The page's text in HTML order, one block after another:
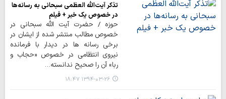
تذکر آیت‌الله العظمی سبحانی به رسانه‌ها
در خصوص یک خبر + فیلم
حوزه / حضرت آیت الله سبحانی در
خصوص مطالب منتشر شده از ایشان در
برخی رسانه ها در دیدار با فرمانده
نیروی انتظامی در خصوص «حجاب و
ربا» آن را صحیح ندانسته…
۱۳۹۴-۰۳-۲۶ ۱۸:۴۷